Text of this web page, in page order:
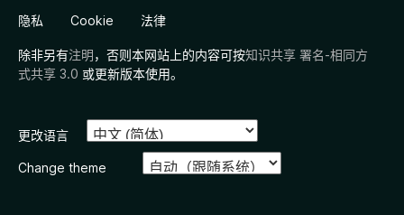
隐私 Cookie 法律
除非另有注明，否则本网站上的内容可按知识共享 署名-相同方
式共享 3.0 或更新版本使用。
更改语言
Change theme